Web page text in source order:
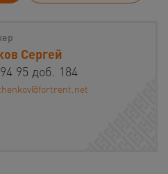
Сергей
95 доб. 184